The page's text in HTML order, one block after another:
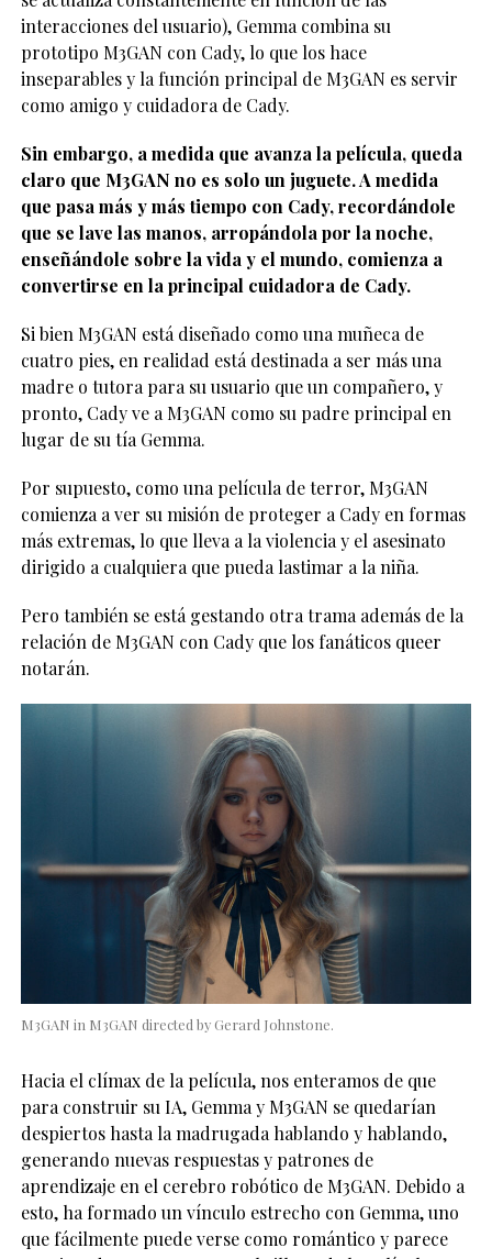
interacciones del usuario), Gemma combina su
prototipo M3GAN con Cady, lo que los hace
inseparables y la función principal de M3GAN es servir
como amigo y cuidadora de Cady.
Sin embargo, a medida que avanza la película, queda
claro que M3GAN no es solo un juguete. A medida
que pasa más y más tiempo con Cady, recordándole
que se lave las manos, arropándola por la noche,
enseñándole sobre la vida y el mundo, comienza a
convertirse en la principal cuidadora de Cady.
Si bien M3GAN está diseñado como una muñeca de
cuatro pies, en realidad está destinada a ser más una
madre o tutora para su usuario que un compañero, y
pronto, Cady ve a M3GAN como su padre principal en
lugar de su tía Gemma.
Por supuesto, como una película de terror, M3GAN
comienza a ver su misión de proteger a Cady en formas
más extremas, lo que lleva a la violencia y el asesinato
dirigido a cualquiera que pueda lastimar a la niña.
Pero también se está gestando otra trama además de la
relación de M3GAN con Cady que los fanáticos queer
notarán.
M3GAN in M3GAN directed by Gerard Johnstone.
Hacia el clímax de la película, nos enteramos de que
para construir su IA, Gemma y M3GAN se quedarían
despiertos hasta la madrugada hablando y hablando,
generando nuevas respuestas y patrones de
aprendizaje en el cerebro robótico de M3GAN. Debido a
esto, ha formado un vínculo estrecho con Gemma, uno
que fácilmente puede verse como romántico y parece